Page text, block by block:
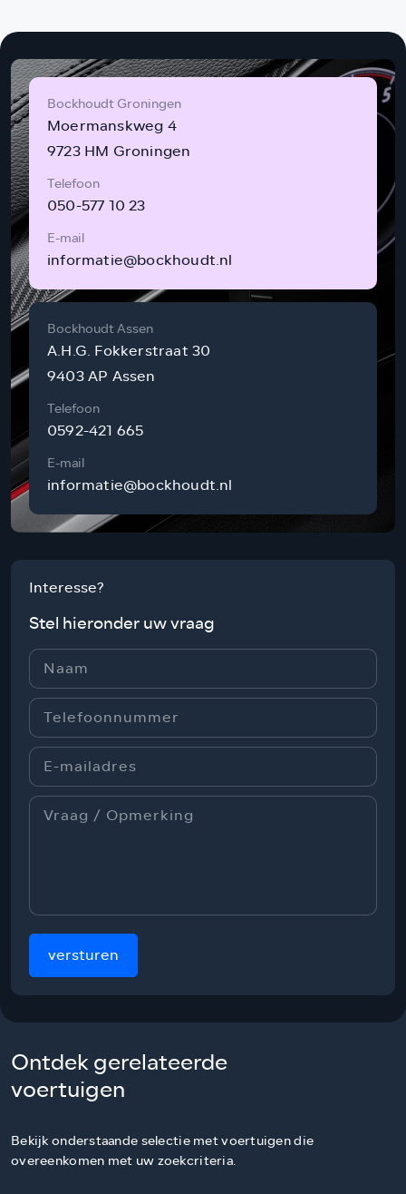
Bockhoudt Groningen
Moermanskweg 4
9723 HM Groningen
Telefoon
050-577 10 23
E-mail
informatie@bockhoudt.nl
Bockhoudt Assen
A.H.G. Fokkerstraat 30
9403 AP Assen
Telefoon
0592-421 665
E-mail
informatie@bockhoudt.nl
Interesse?
Stel hieronder uw vraag
versturen
Ontdek gerelateerde
voertuigen
Bekijk onderstaande selectie met voertuigen die
overeenkomen met uw zoekcriteria.